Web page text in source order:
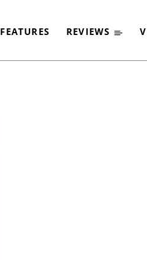
FEATURES REVIEWS